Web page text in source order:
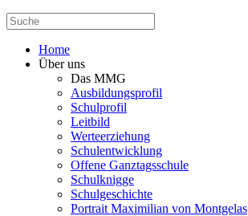
Home
Über uns
Das MMG
Ausbildungsprofil
Schulprofil
Leitbild
Werteerziehung
Schulentwicklung
Offene Ganztagsschule
Schulknigge
Schulgeschichte
Portrait Maximilian von Montgelas